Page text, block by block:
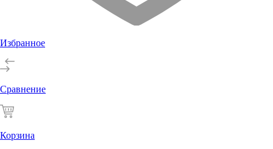
Избранное
Сравнение
Корзина